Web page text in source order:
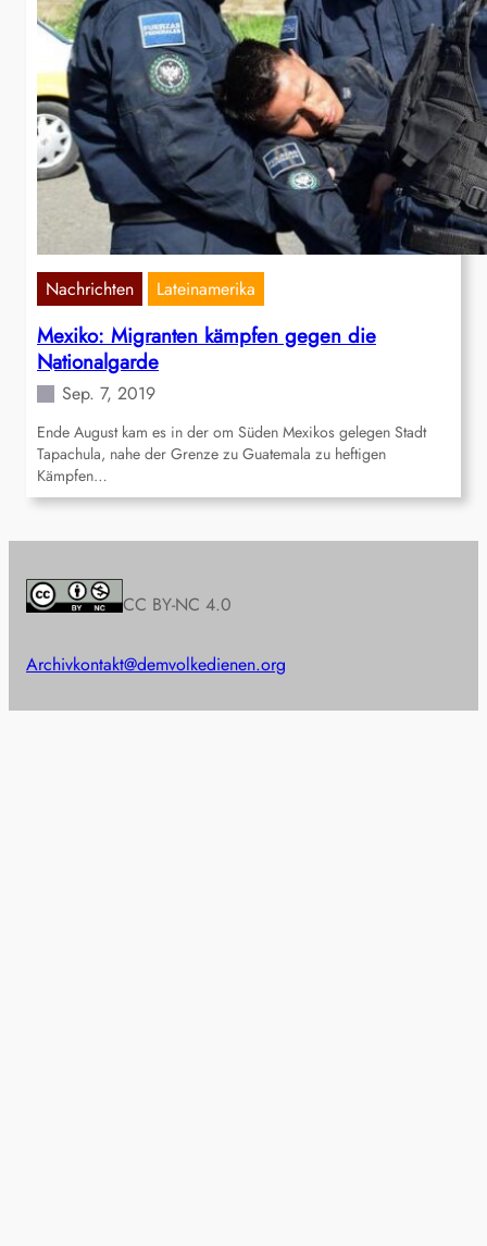
Nachrichten Lateinamerika
Mexiko: Migranten kämpfen gegen die
Nationalgarde
Sep. 7, 2019
Ende August kam es in der om Süden Mexikos gelegen Stadt
Tapachula, nahe der Grenze zu Guatemala zu heftigen
Kämpfen…
CC BY-NC 4.0
Archivkontakt@demvolkedienen.org